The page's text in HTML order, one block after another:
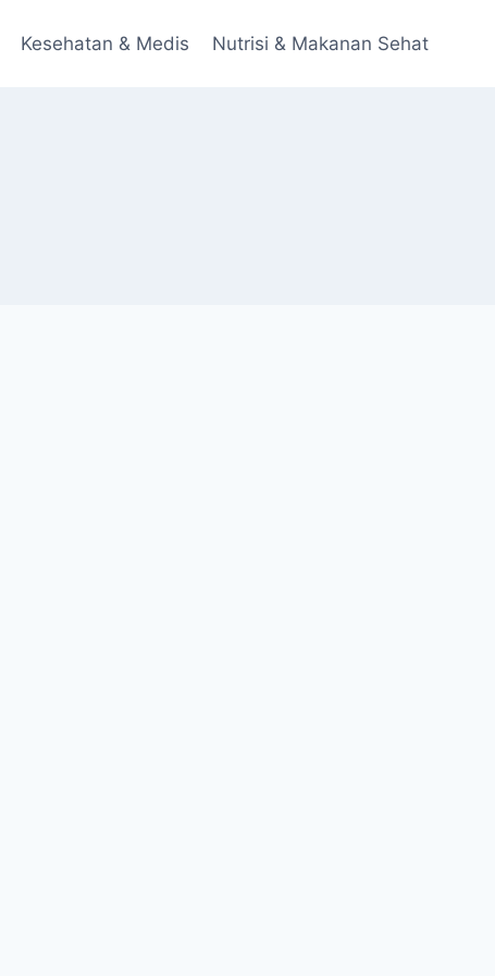
Kesehatan & Medis Nutrisi & Makanan Sehat